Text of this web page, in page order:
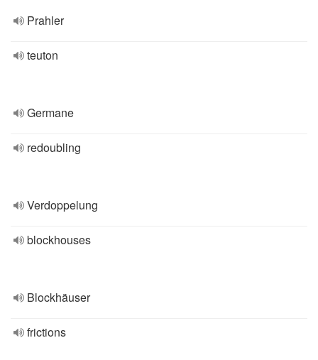
Prahler
teuton
Germane
redoubling
Verdoppelung
blockhouses
Blockhäuser
frictions